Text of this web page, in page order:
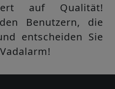
auf Qualität!
Benutzern, die
entscheiden Sie